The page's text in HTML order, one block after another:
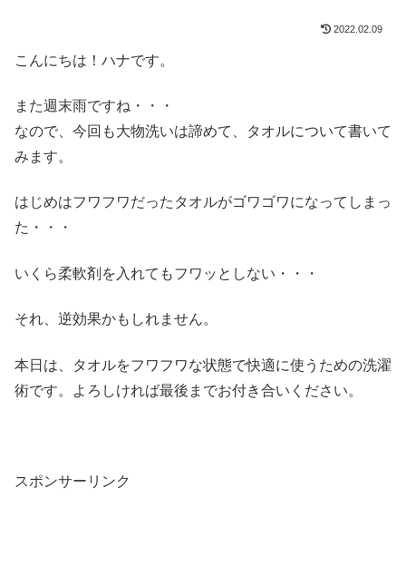
2022.02.09
こんにちは！ハナです。
また週末雨ですね・・・
なので、今回も大物洗いは諦めて、タオルについて書いて
みます。
はじめはフワフワだったタオルがゴワゴワになってしまっ
た・・・
いくら柔軟剤を入れてもフワッとしない・・・
それ、逆効果かもしれません。
本日は、タオルをフワフワな状態で快適に使うための洗濯
術です。よろしければ最後までお付き合いください。
スポンサーリンク